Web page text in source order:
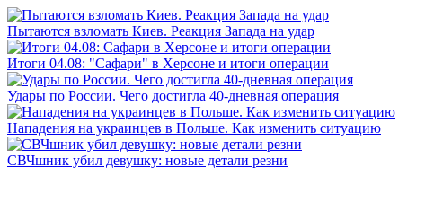
Пытаются взломать Киев. Реакция Запада на удар
Итоги 04.08: "Сафари" в Херсоне и итоги операции
Удары по России. Чего достигла 40-дневная операция
Нападения на украинцев в Польше. Как изменить ситуацию
СВЧшник убил девушку: новые детали резни